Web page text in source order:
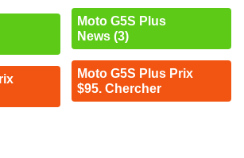
Moto G5S Plus
News (3)
Moto G5S Plus Prix
$95. Chercher